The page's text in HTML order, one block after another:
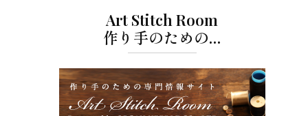
Art Stitch Room
作り手のための…